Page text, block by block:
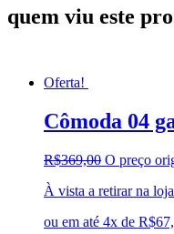
quem viu este
Oferta!
Cômoda 04
R$369,00 O preço
À vista a retirar na
ou em até 4x de